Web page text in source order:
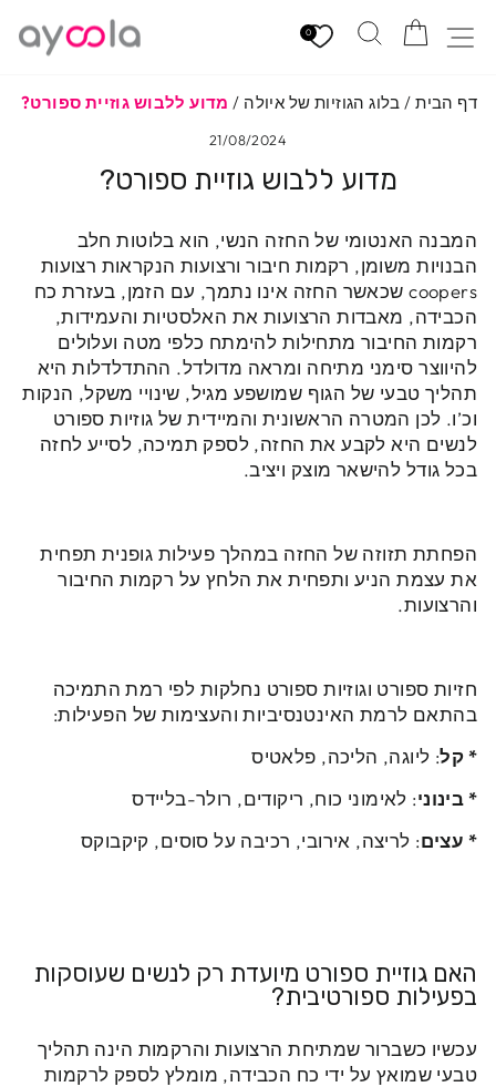
לתוכן
0
חיפוש ניווט באתר
הזמנה
דף הבית / בלוג הגוזיות של איולה / מדוע ללבוש גוזיית ספורט?
21/08/2024
מדוע ללבוש גוזיית ספורט?
המבנה האנטומי של החזה הנשי, הוא בלוטות חלב
הבנויות משומן, רקמות חיבור ורצועות הנקראות רצועות
coopers שכאשר החזה אינו נתמך, עם הזמן, בעזרת כח
הכבידה, מאבדות הרצועות את האלסטיות והעמידות,
רקמות החיבור מתחילות להימתח כלפי מטה ועלולים
להיווצר סימני מתיחה ומראה מדולדל. ההתדלדלות היא
תהליך טבעי של הגוף שמושפע מגיל, שינויי משקל, הנקות
וכ’ו. לכן המטרה הראשונית והמיידית של גוזיות ספורט
לנשים היא לקבע את החזה, לספק תמיכה, לסייע לחזה
בכל גודל להישאר מוצק ויציב.
הפחתת תזוזה של החזה במהלך פעילות גופנית תפחית
את עצמת הניע ותפחית את הלחץ על רקמות החיבור
והרצועות.
חזיות ספורט וגוזיות ספורט נחלקות לפי רמת התמיכה
בהתאם לרמת האינטנסיביות והעצימות של הפעילות:
* קל: ליוגה, הליכה, פלאטיס
* בינוני: לאימוני כוח, ריקודים, רולר-בליידס
* עצים: לריצה, אירובי, רכיבה על סוסים, קיקבוקס
האם גוזיית ספורט מיועדת רק לנשים שעוסקות
בפעילות ספורטיבית?
עכשיו כשברור שמתיחת הרצועות והרקמות הינה תהליך
טבעי שמואץ על ידי כח הכבידה, מומלץ לספק לרקמות